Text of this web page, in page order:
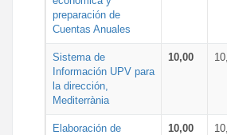
preparación de
Cuentas Anuales
Sistema de
Información UPV para
la dirección,
Mediterrània
10,00
Elaboración de
10,00